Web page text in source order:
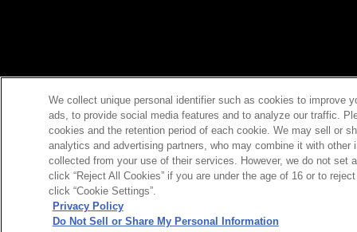
We collect unique personal identifier such as cookies to improve
ads, to provide social media features and to analyze our traffic.
cookies and the retention period of each cookie. We may sell or
analytics and advertising partners, who may combine it with
collected from your use of their services. However, we do not set
click “Reject All Cookies” if you are under the age of 16 or to
click “Cookie Settings”.
Privacy Policy
Do Not Sell or Share My Personal Information